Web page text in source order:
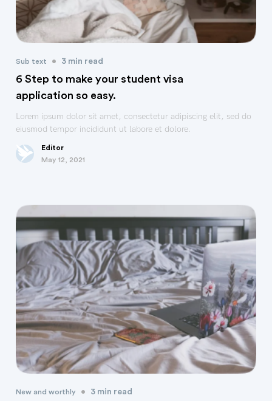
Sub text • 3 min read
6 Step to make your student visa
application so easy.
Lorem ipsum dolor sit amet, consectetur adipiscing elit, sed do
eiusmod tempor incididunt ut labore et dolore.
Editor
May 12, 2021
New and worthly • 3 min read